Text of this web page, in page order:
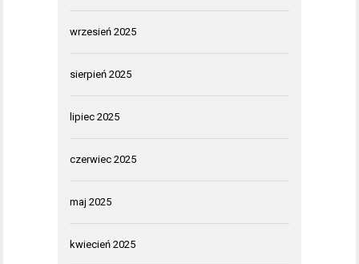
wrzesień 2025
sierpień 2025
lipiec 2025
czerwiec 2025
maj 2025
kwiecień 2025